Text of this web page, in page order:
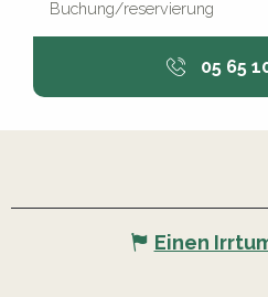
Buchung/reservierung
05 65
Einen